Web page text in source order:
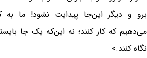
برو و دیگر این‌جا پیدایت نشود! ما به
می‌دهیم که کار کنند؛ نه این‌که یک جا
نگاه کنند.»